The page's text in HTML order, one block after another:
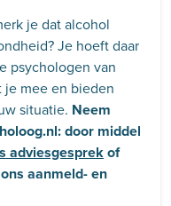
je dat alcohol
Je hoeft daar
psychologen van
je mee en bieden
situatie. Neem
door middel
adviesgesprekof
aanmeld- en